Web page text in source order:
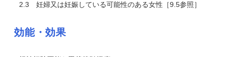
2.3 妊婦又は妊娠している可能性のある女性［9.5参照］
効能・効果